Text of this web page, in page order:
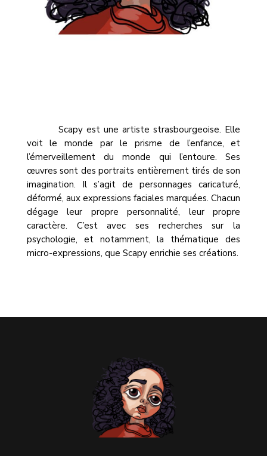
Scapy est une artiste strasbourgeoise. Elle
voit le monde par le prisme de l’enfance, et
l’émerveillement du monde qui l’entoure. Ses
œuvres sont des portraits entièrement tirés de son
imagination. Il s’agit de personnages caricaturé,
déformé, aux expressions faciales marquées. Chacun
dégage leur propre personnalité, leur propre
caractère. C’est avec ses recherches sur la
psychologie, et notamment, la thématique des
micro-expressions, que Scapy enrichie ses créations.